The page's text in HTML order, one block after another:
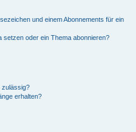
und einem Abonnements für ein
setzen oder ein Thema abonnieren?
zulässig?
erhalten?